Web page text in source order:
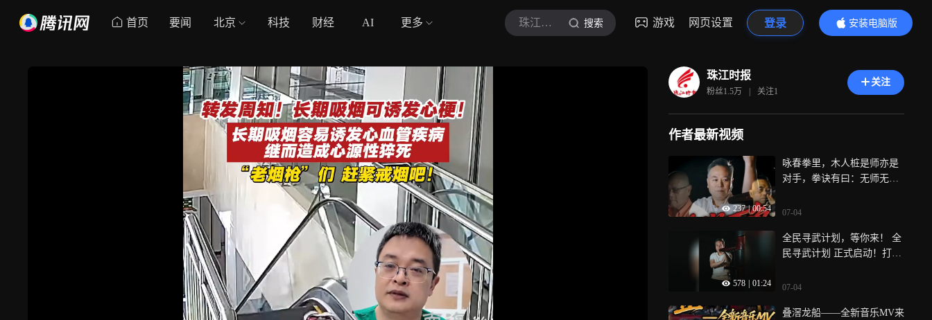
首页 要闻 北京 科技 财经 AI 更多 珠江时报 搜索 游戏 网页设置 登录
安装电脑版
内容更精彩
珠江时报
粉丝1.5万 | 关注1
关注
作者最新视频
237 | 00:54
咏春拳里，木人桩是师亦是
对手，拳诀有曰：无师无对
法，在不同的支派手中，却
法可谓一招见万象，百川归
海，最长的70岁，老中青少
新枝，生生不息”的传承图景
07-04
578 01:24
全民寻武计划，等你来！ 全
民寻武计划 正式启动！打一
事打 call：我是XXX（支系
称），习武多少年/创馆多少
07-04
叠滘龙船——全新音乐MV来